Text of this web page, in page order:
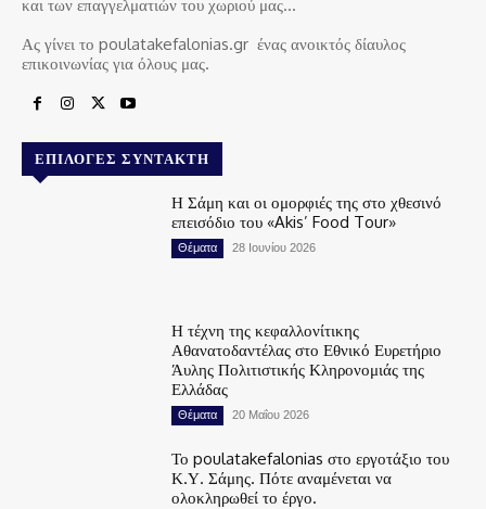
και των επαγγελματιών του χωριού μας…
Ας γίνει το poulatakefalonias.gr ένας ανοικτός δίαυλος
επικοινωνίας για όλους μας.
ΕΠΙΛΟΓΈΣ ΣΥΝΤΆΚΤΗ
Η Σάμη και οι ομορφιές της στο χθεσινό
επεισόδιο του «Akis’ Food Tour»
Θέματα 28 Ιουνίου 2026
Η τέχνη της κεφαλλονίτικης
Αθανατοδαντέλας στο Εθνικό Ευρετήριο
Άυλης Πολιτιστικής Κληρονομιάς της
Ελλάδας
Θέματα 20 Μαΐου 2026
Το poulatakefalonias στο εργοτάξιο του
Κ.Υ. Σάμης. Πότε αναμένεται να
ολοκληρωθεί το έργο.